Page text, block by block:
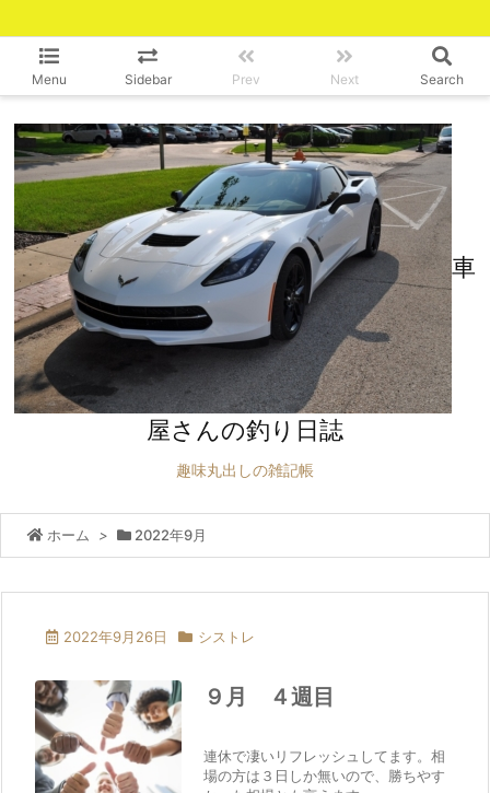
Menu Sidebar Prev Next Search
車
屋さんの釣り日誌
趣味丸出しの雑記帳
ホーム > 2022年9月
2022年9月26日 シストレ
９月 ４週目
連休で凄いリフレッシュしてます。相
場の方は３日しか無いので、勝ちやす